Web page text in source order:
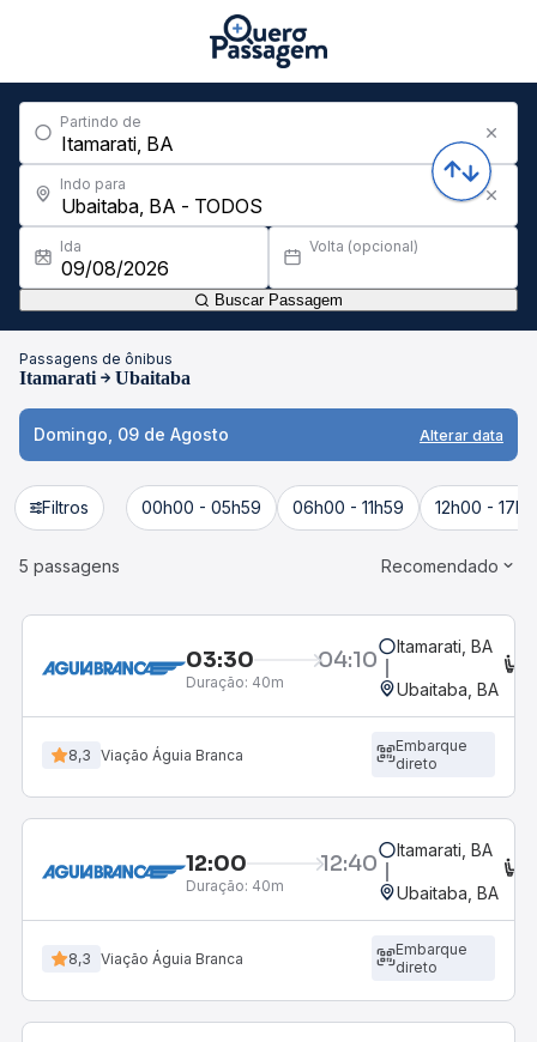
Partindo de
Indo para
Ida Volta (opcional)
Buscar Passagem
Passagens de ônibus
Itamarati Ubaitaba
Domingo, 09 de Agosto Alterar data
Filtros 00h00 - 05h59 06h00 - 11h59 12h00 -
5 passagens Recomendado
03:30 04:10
Duração: 40m
Itamarati, BA
Ubaitaba, BA
8,3 Viação Águia Branca
Embarque
direto
12:00 12:40
Duração: 40m
Itamarati, BA
Ubaitaba, BA
8,3 Viação Águia Branca
Embarque
direto